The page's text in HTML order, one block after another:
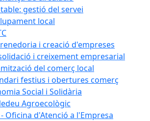
gestió del servei
local
i creació d'empreses
i creixement empresarial
del comerç local
festius i obertures comerç
Social i Solidària
Agroecològic
- Oficina d'Atenció a l'Empresa